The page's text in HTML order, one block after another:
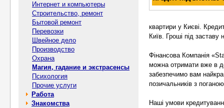
Интернет и компьютеры
Строительство, ремонт
Бытовой ремонт
Перевозки
Швейное дело
Производство
Охрана
Магия, гадание и экстрасенсы
Психология
Прочие услуги
Работа
Знакомства
квартири у Києві.
Київ. Гроші під заставу
Фінансова Компанія
можна отримати вже в
забезпечимо вам
позичальників з
Наші умови